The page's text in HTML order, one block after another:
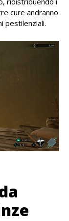
cure andranno
pestilenziali.